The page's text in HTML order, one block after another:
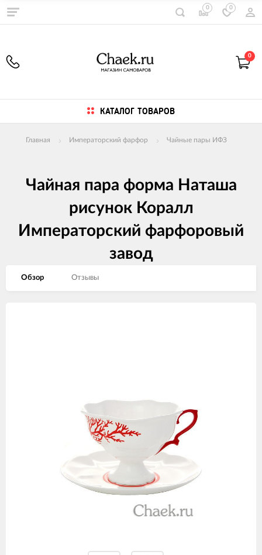
0 0
0
КАТАЛОГ ТОВАРОВ
Главная Императорский фарфор Чайные пары ИФЗ
Чайная пара форма Наташа
рисунок Коралл
Императорский фарфоровый
завод
Обзор Отзывы